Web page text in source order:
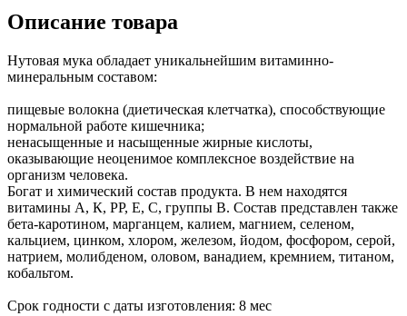
Описание товара
Нутовая мука обладает уникальнейшим витаминно-
минеральным составом:
пищевые волокна (диетическая клетчатка), способствующие
нормальной работе кишечника;
ненасыщенные и насыщенные жирные кислоты,
оказывающие неоценимое комплексное воздействие на
организм человека.
Богат и химический состав продукта. В нем находятся
витамины А, К, РР, Е, С, группы В. Состав представлен также
бета-каротином, марганцем, калием, магнием, селеном,
кальцием, цинком, хлором, железом, йодом, фосфором, серой,
натрием, молибденом, оловом, ванадием, кремнием, титаном,
кобальтом.
Срок годности с даты изготовления: 8 мес